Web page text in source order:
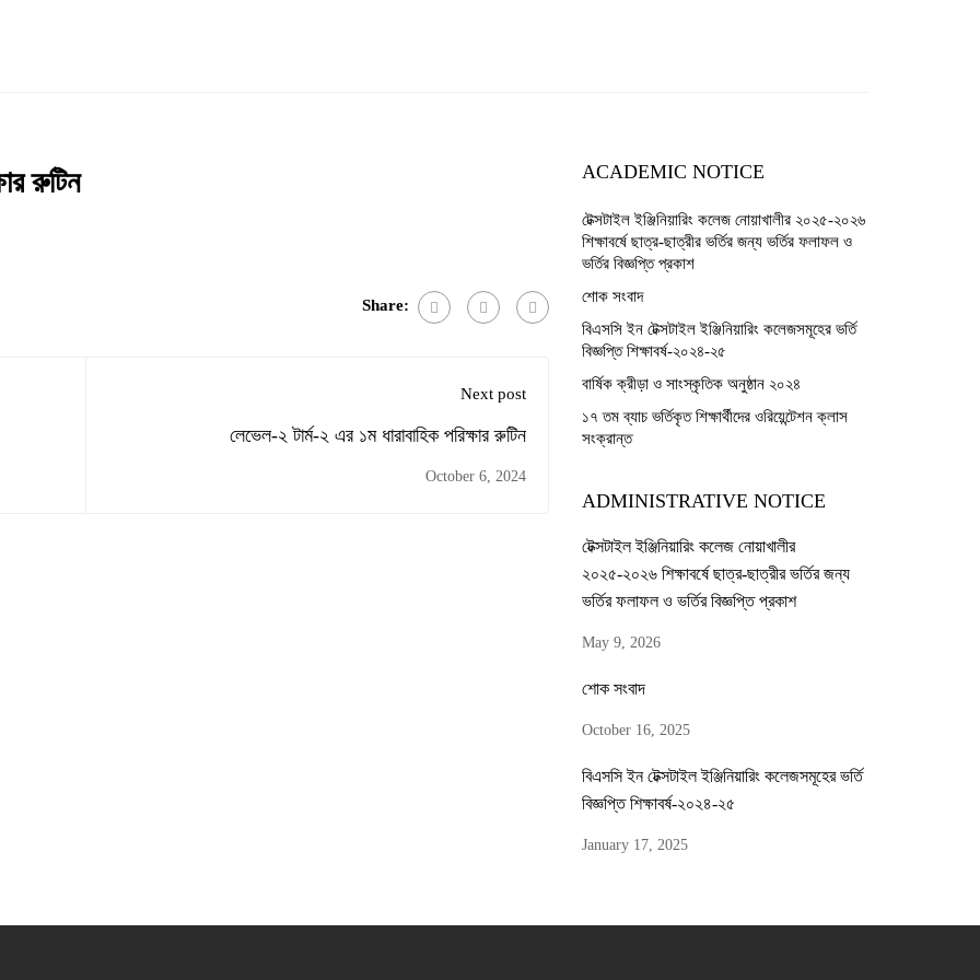
রুটিন
Share:
Next post
লেভেল-২ টার্ম-২ এর ১ম ধারাবাহিক পরিক্ষার রুটিন
October 6, 2024
ACADEMIC NOTICE
টেক্সটাইল ইঞ্জিনিয়ারিং কলেজ নোয়াখালীর ২০২৫-২০২৬
শিক্ষাবর্ষে ছাত্র-ছাত্রীর ভর্তির জন্য ভর্তির ফলাফল ও
ভর্তির বিজ্ঞপ্তি প্রকাশ
শোক সংবাদ
বিএসসি ইন টেক্সটাইল ইঞ্জিনিয়ারিং কলেজসমূহের ভর্তি
বিজ্ঞপ্তি শিক্ষাবর্ষ-২০২৪-২৫
বার্ষিক ক্রীড়া ও সাংস্কৃতিক অনুষ্ঠান ২০২৪
১৭ তম ব্যাচ ভর্তিকৃত শিক্ষার্থীদের ওরিয়েন্টেশন ক্লাস
সংক্রান্ত
ADMINISTRATIVE NOTICE
টেক্সটাইল ইঞ্জিনিয়ারিং কলেজ নোয়াখালীর
২০২৫-২০২৬ শিক্ষাবর্ষে ছাত্র-ছাত্রীর ভর্তির জন্য
ভর্তির ফলাফল ও ভর্তির বিজ্ঞপ্তি প্রকাশ
May 9, 2026
শোক সংবাদ
October 16, 2025
বিএসসি ইন টেক্সটাইল ইঞ্জিনিয়ারিং কলেজসমূহের ভর্তি
বিজ্ঞপ্তি শিক্ষাবর্ষ-২০২৪-২৫
January 17, 2025